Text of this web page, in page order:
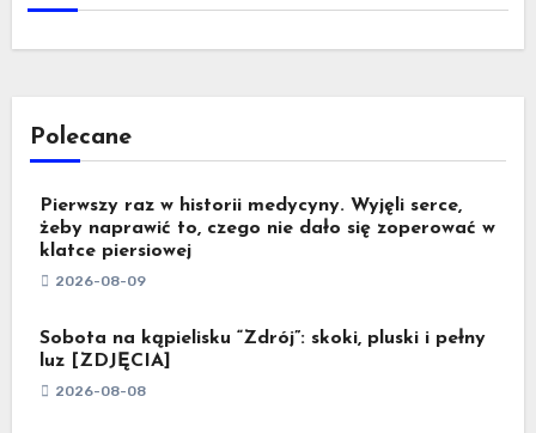
Polecane
Pierwszy raz w historii medycyny. Wyjęli serce,
żeby naprawić to, czego nie dało się zoperować w
klatce piersiowej
2026-08-09
Sobota na kąpielisku “Zdrój”: skoki, pluski i pełny
luz [ZDJĘCIA]
2026-08-08